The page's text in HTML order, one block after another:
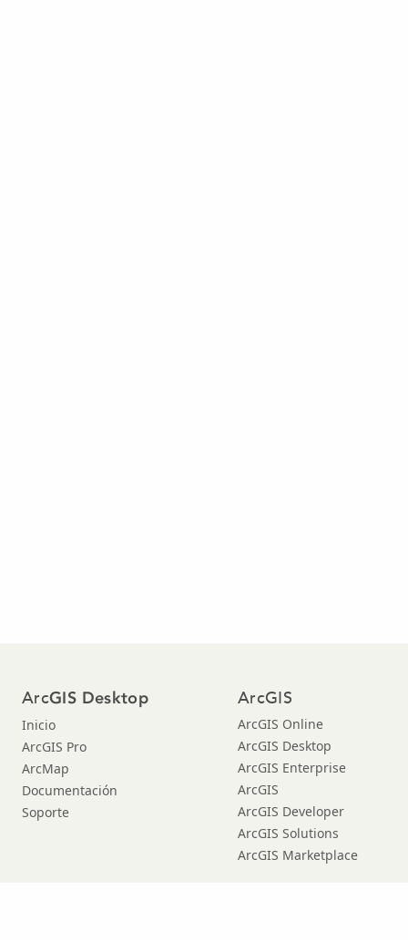
ArcGIS Desktop
Inicio
ArcGIS Pro
ArcMap
Documentación
Soporte
ArcGIS
ArcGIS Online
ArcGIS Desktop
ArcGIS Enterprise
ArcGIS
ArcGIS Developer
ArcGIS Solutions
ArcGIS Marketplace